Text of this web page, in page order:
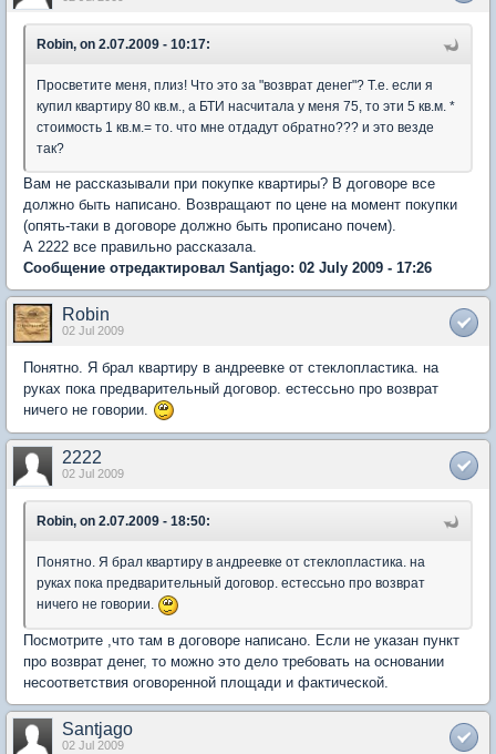
Robin, on 2.07.2009 - 10:17:
Просветите меня, плиз! Что это за "возврат денег"? Т.е. если я
купил квартиру 80 кв.м., а БТИ насчитала у меня 75, то эти 5 кв.м. *
стоимость 1 кв.м.= то. что мне отдадут обратно??? и это везде
так?
Вам не рассказывали при покупке квартиры? В договоре все
должно быть написано. Возвращают по цене на момент покупки
(опять-таки в договоре должно быть прописано почем).
А 2222 все правильно рассказала.
Сообщение отредактировал Santjago: 02 July 2009 - 17:26
Robin
02 Jul 2009
Понятно. Я брал квартиру в андреевке от стеклопластика. на
руках пока предварительный договор. естессьно про возврат
ничего не говории.
2222
02 Jul 2009
Robin, on 2.07.2009 - 18:50:
Понятно. Я брал квартиру в андреевке от стеклопластика. на
руках пока предварительный договор. естессьно про возврат
ничего не говории.
Посмотрите ,что там в договоре написано. Если не указан пункт
про возврат денег, то можно это дело требовать на основании
несоответствия оговоренной площади и фактической.
Santjago
02 Jul 2009